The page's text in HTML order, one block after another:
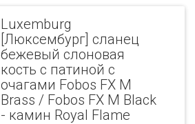
Luxemburg
[Люксембург] сланец
бежевый слоновая
кость с патиной с
очагами Fobos FX M
Brass / Fobos FX M Black
- камин Royal Flame